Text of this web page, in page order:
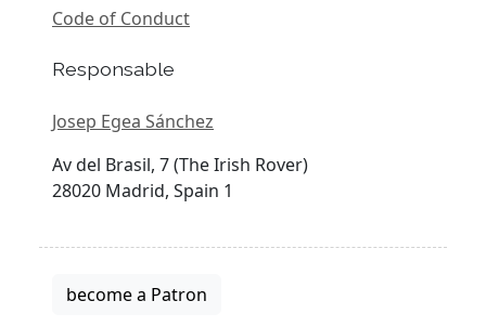
Code of Conduct
Responsable
Josep Egea Sánchez
Av del Brasil, 7 (The Irish Rover)
28020 Madrid, Spain 1
become a Patron